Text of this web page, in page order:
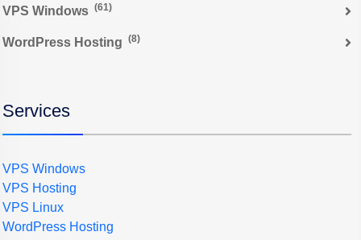
VPS Windows (61)
WordPress Hosting (8)
Services
VPS Windows
VPS Hosting
VPS Linux
WordPress Hosting